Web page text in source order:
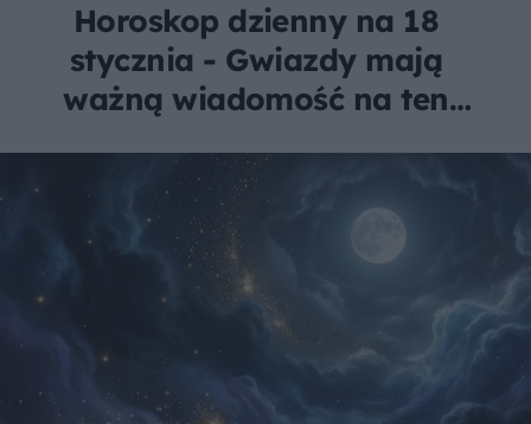
Horoskop dzienny na 18
stycznia - Gwiazdy mają
ważną wiadomość na ten